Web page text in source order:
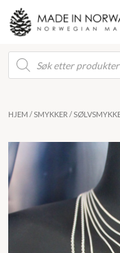
Products
search
HJEM / SMYKKER /